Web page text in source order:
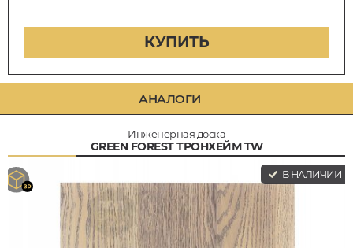
КУПИТЬ
АНАЛОГИ
Инженерная доска
GREEN FOREST ТРОНХЕЙМ TW
В НАЛИЧИИ